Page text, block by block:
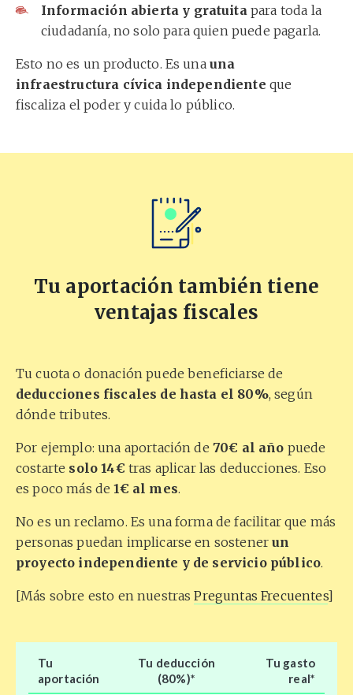
Información abierta y gratuitapara toda la
ciudadanía, no solo para quien puede pagarla.
Esto no es un producto. Es una una
infraestructura cívica independiente que
fiscaliza el poder y cuida lo público.
Tu aportación también tiene
ventajas fiscales
Tu cuota o donación puede beneficiarse de
deducciones fiscales de hasta el 80%, según
dónde tributes.
Por ejemplo: una aportación de 70€ al año puede
costarte solo 14€ tras aplicar las deducciones. Eso
es poco más de1€ al mes.
No es un reclamo. Es una forma de facilitar que más
personas puedan implicarse en sostenerun
proyecto independiente y de servicio público.
[Más sobre esto en nuestrasPreguntas Frecuentes]
Tu
aportación
Tu deducción
(80%)*
Tu gasto
real*